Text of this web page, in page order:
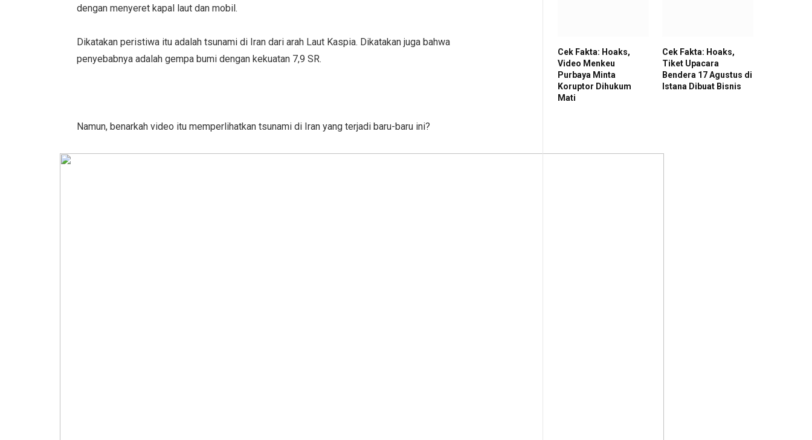
dengan menyeret kapal laut dan mobil.
Dikatakan peristiwa itu adalah tsunami di Iran dari arah Laut Kaspia. Dikatakan juga bahwa
penyebabnya adalah gempa bumi dengan kekuatan 7,9 SR.
Namun, benarkah video itu memperlihatkan tsunami di Iran yang terjadi baru-baru ini?
Cek Fakta: Hoaks,
Video Menkeu
Purbaya Minta
Koruptor Dihukum
Mati
Cek Fakta: Hoaks,
Tiket Upacara
Bendera 17 Agustus di
Istana Dibuat Bisnis